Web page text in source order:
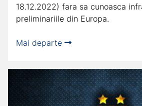
18.12.2022) fara sa cunoasca
preliminariile din Europa.
Mai departe